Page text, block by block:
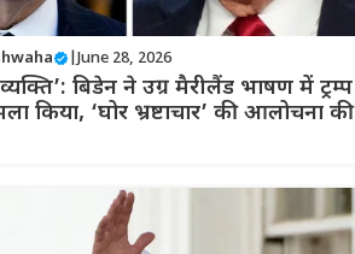
June 28, 2026
व्यक्ति’: बिडेन ने उग्र मैरीलैंड भाषण में ट्रम्प
किया, ‘घोर भ्रष्टाचार’ की आलोचना की